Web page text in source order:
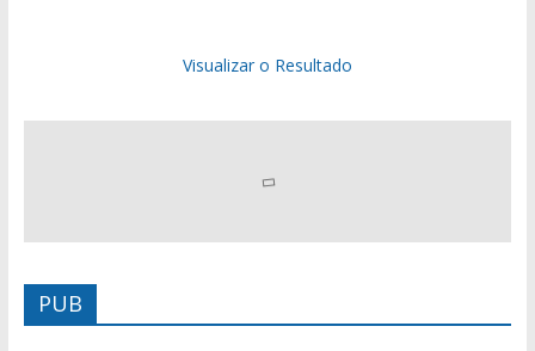
Visualizar o Resultado
PUB